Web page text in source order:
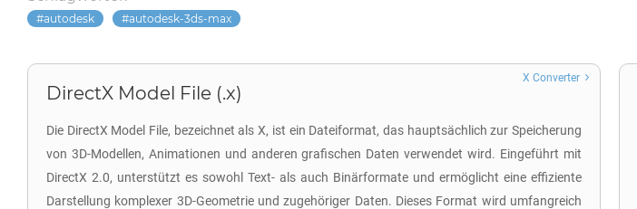
autodesk autodesk-3ds-max
DirectX Model File (.x)
Die DirectX Model File, bezeichnet als X, ist ein Dateiformat, das hauptsächlich zur Speicherung
von 3D-Modellen, Animationen und anderen grafischen Daten verwendet wird. Eingeführt mit
DirectX 2.0, unterstützt es sowohl Text- als auch Binärformate und ermöglicht eine effiziente
Darstellung komplexer 3D-Geometrie und zugehöriger Daten. Dieses Format wird umfangreich
X Converter